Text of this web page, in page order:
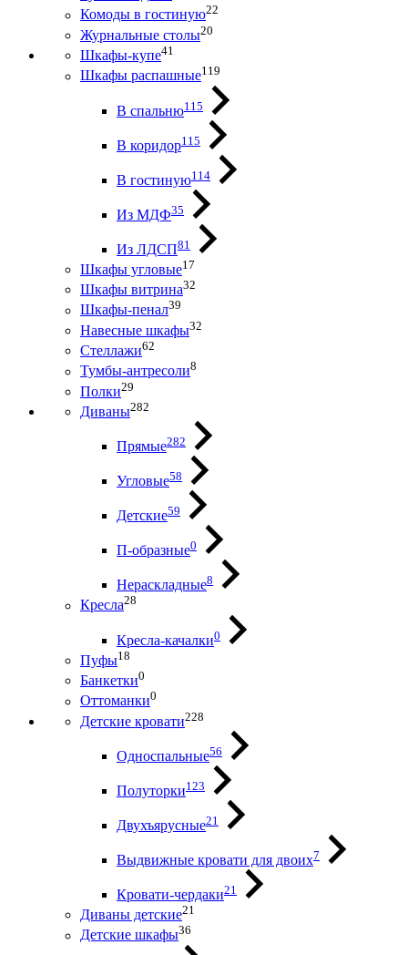
Комоды в гостиную22
Журнальные столы20
Шкафы-купе41
Шкафы распашные119
В спальню115
В коридор115
В гостиную114
Из МДФ35
Из ЛДСП81
Шкафы угловые17
Шкафы витрина32
Шкафы-пенал39
Навесные шкафы32
Стеллажи62
Тумбы-антресоли8
Полки29
Диваны282
Прямые282
Угловые58
Детские59
П-образные0
Нераскладные8
Кресла28
Кресла-качалки0
Пуфы18
Банкетки0
Оттоманки0
Детские кровати228
Односпальные56
Полуторки123
Двухъярусные21
Выдвижные кровати для двоих7
Кровати-чердаки21
Диваны детские21
Детские шкафы36